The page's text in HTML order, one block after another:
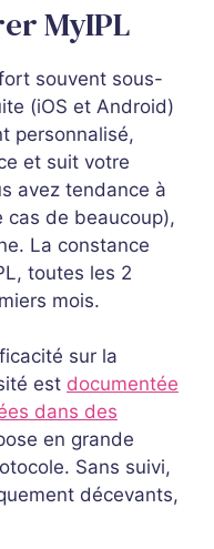
MyIPL
souvent sous-
(iOS et Android)
personnalisé,
et suit votre
avez tendance à
cas de beaucoup),
La constance
toutes les 2
mois.
sur la
est documentée
dans des
en grande
Sans suivi,
décevants,